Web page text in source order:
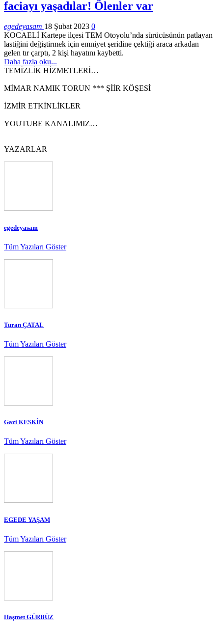
faciayı yaşadılar! Ölenler var
egedeyasam 18 Şubat 2023 0
KOCAELİ Kartepe ilçesi TEM Otoyolu’nda sürücüsünün patlayan
lastiğini değiştirmek için emniyet şeridine çektiği araca arkadan
gelen tır çarptı, 2 kişi hayatını kaybetti.
Daha fazla oku...
TEMİZLİK HİZMETLERİ…
MİMAR NAMIK TORUN *** ŞİİR KÖŞESİ
İZMİR ETKİNLİKLER
YOUTUBE KANALIMIZ…
YAZARLAR
egedeyasam
Tüm Yazıları Göster
Turan ÇATAL
Tüm Yazıları Göster
Gazi KESKİN
Tüm Yazıları Göster
EGEDE YAŞAM
Tüm Yazıları Göster
Haşmet GÜRBÜZ